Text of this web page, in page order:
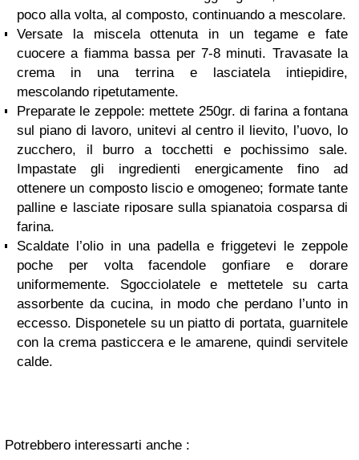
poco alla volta, al composto, continuando a mescolare.
Versate la miscela ottenuta in un tegame e fate
cuocere a fiamma bassa per 7-8 minuti. Travasate la
crema in una terrina e lasciatela intiepidire,
mescolando ripetutamente.
Preparate le zeppole: mettete 250gr. di farina a fontana
sul piano di lavoro, unitevi al centro il lievito, l’uovo, lo
zucchero, il burro a tocchetti e pochissimo sale.
Impastate gli ingredienti energicamente fino ad
ottenere un composto liscio e omogeneo; formate tante
palline e lasciate riposare sulla spianatoia cosparsa di
farina.
Scaldate l’olio in una padella e friggetevi le zeppole
poche per volta facendole gonfiare e dorare
uniformemente. Sgocciolatele e mettetele su carta
assorbente da cucina, in modo che perdano l’unto in
eccesso. Disponetele su un piatto di portata, guarnitele
con la crema pasticcera e le amarene, quindi servitele
calde.
Potrebbero interessarti anche :